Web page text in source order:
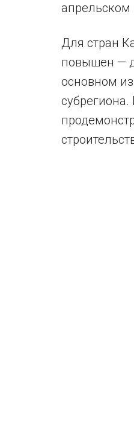
апрельском
Для стран
повышен —
основном